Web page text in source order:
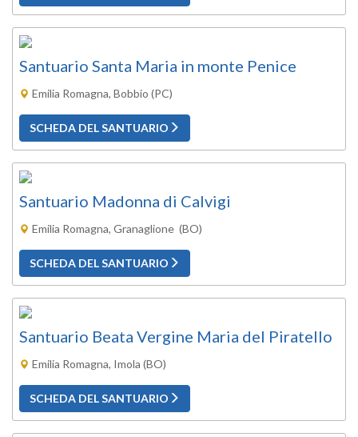
Santuario Santa Maria in monte Penice
Emilia Romagna, Bobbio (PC)
SCHEDA DEL SANTUARIO
Santuario Madonna di Calvigi
Emilia Romagna, Granaglione (BO)
SCHEDA DEL SANTUARIO
Santuario Beata Vergine Maria del Piratello
Emilia Romagna, Imola (BO)
SCHEDA DEL SANTUARIO